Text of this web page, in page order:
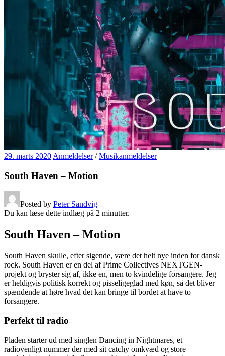
29. marts 2020 Anmeldelser/Musikanmeldelser
South Haven – Motion
Posted by Peter Sandvig
Du kan læse dette indlæg på 2 minutter.
South Haven – Motion
South Haven skulle, efter sigende, være det helt nye inden for dansk
rock. South Haven er en del af Prime Collectives NEXTGEN-
projekt og bryster sig af, ikke en, men to kvindelige forsangere. Jeg
er heldigvis politisk korrekt og pisseligeglad med køn, så det bliver
spændende at høre hvad det kan bringe til bordet at have to
forsangere.
Perfekt til radio
Pladen starter ud med singlen Dancing in Nightmares, et
radiovenligt nummer der med sit catchy omkvæd og store